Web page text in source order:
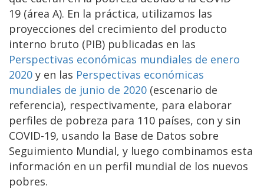
19 (área A). En la práctica, utilizamos las
proyecciones del crecimiento del producto
interno bruto (PIB) publicadas en las
Perspectivas económicas mundiales de enero
2020 y en las Perspectivas económicas
mundiales de junio de 2020 (escenario de
referencia), respectivamente, para elaborar
perfiles de pobreza para 110 países, con y sin
COVID-19, usando la Base de Datos sobre
Seguimiento Mundial, y luego combinamos esta
información en un perfil mundial de los nuevos
pobres.